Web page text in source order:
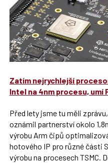
Zatím nejrychlejší
Intel na 4nm procesu, umí
Před lety jsme tu měli
oznámil partnerství okolo
výrobu Arm čipů
hotového IP pro různé části
výrobu na procesech TSMC.